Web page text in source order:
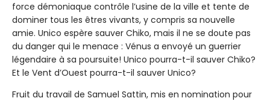
force démoniaque contrôle l’usine de la ville et tente de
dominer tous les êtres vivants, y compris sa nouvelle
amie. Unico espère sauver Chiko, mais il ne se doute pas
du danger qui le menace : Vénus a envoyé un guerrier
légendaire à sa poursuite! Unico pourra-t-il sauver Chiko?
Et le Vent d’Ouest pourra-t-il sauver Unico?
Fruit du travail de Samuel Sattin, mis en nomination pour